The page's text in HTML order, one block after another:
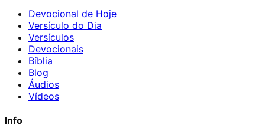
Devocional de Hoje
Versículo do Dia
Versículos
Devocionais
Bíblia
Blog
Áudios
Vídeos
Info